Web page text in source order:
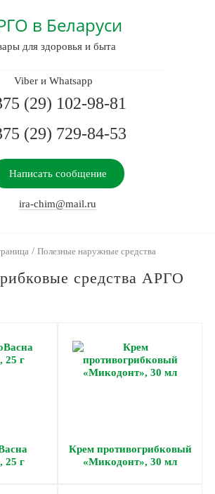
в Беларуси
для здоровья и быта
Viber и Whatsapp
(29) 102-98-81
(29) 729-84-53
Написать сообщение
ira-chim@mail.ru
/ Полезные наружные средства
средства АРГО
25 г
Крем противогрибковый
«Микодонт», 30 мл